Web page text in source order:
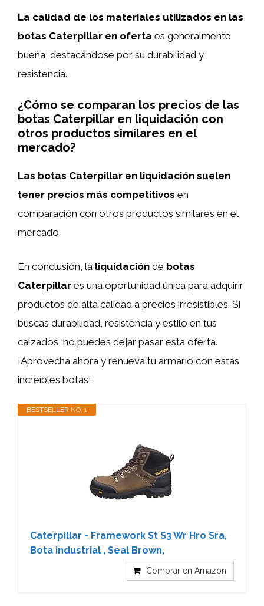
La calidad de los materiales utilizados en las
botas Caterpillar en oferta es generalmente
buena, destacándose por su durabilidad y
resistencia.
¿Cómo se comparan los precios de las
botas Caterpillar en liquidación con
otros productos similares en el
mercado?
Las botas Caterpillar en liquidación suelen
tener precios más competitivos en
comparación con otros productos similares en el
mercado.
En conclusión, la liquidación de botas
Caterpillar es una oportunidad única para adquirir
productos de alta calidad a precios irresistibles. Si
buscas durabilidad, resistencia y estilo en tus
calzados, no puedes dejar pasar esta oferta.
¡Aprovecha ahora y renueva tu armario con estas
increíbles botas!
BESTSELLER NO. 1
Caterpillar - Framework St S3 Wr Hro Sra,
Bota industrial , Seal Brown,
Comprar en Amazon